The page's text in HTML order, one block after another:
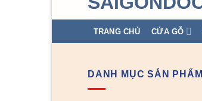
TRANG CHỦ CỬA GỖ
DANH MỤC SẢN PHẨM